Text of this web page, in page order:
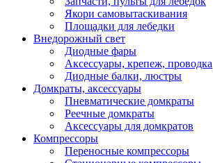
Якори самовытаскивания
Площадки для лебедки
Внедорожный свет
Диодные фары
Аксессуары, крепеж, проводка
Диодные балки, люстры
Домкраты, аксессуары
Пневматические домкраты
Реечные домкраты
Аксессуары для домкратов
Компрессоры
Переносные компрессоры